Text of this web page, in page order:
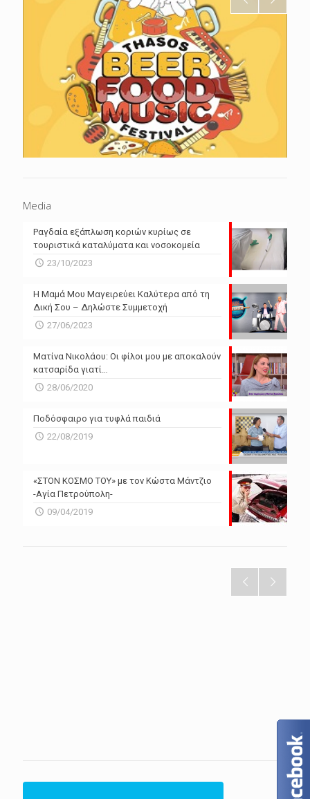
Media
Ραγδαία εξάπλωση κοριών κυρίως σε
τουριστικά καταλύματα και νοσοκομεία
23/10/2023
Η Μαμά Μου Μαγειρεύει Καλύτερα από τη
Δική Σου – Δηλώστε Συμμετοχή
27/06/2023
Ματίνα Νικολάου: Οι φίλοι μου με αποκαλούν
κατσαρίδα γιατί…
28/06/2020
Ποδόσφαιρο για τυφλά παιδιά
22/08/2019
«ΣΤΟΝ ΚΟΣΜΟ ΤΟΥ» με τον Κώστα Μάντζιο
-Αγία Πετρούπολη-
09/04/2019